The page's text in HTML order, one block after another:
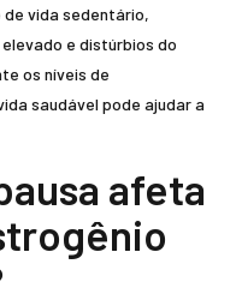
vida sedentário,
e distúrbios do
os níveis de
saudável pode ajudar a
afeta